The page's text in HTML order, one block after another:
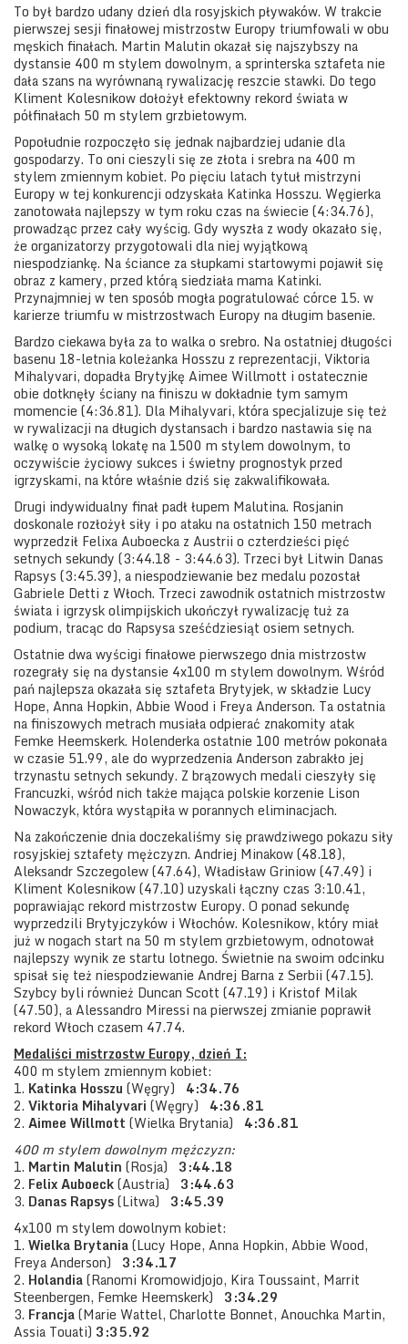
To był bardzo udany dzień dla rosyjskich pływaków. W trakcie
pierwszej sesji finałowej mistrzostw Europy triumfowali w obu
męskich finałach. Martin Malutin okazał się najszybszy na
dystansie 400 m stylem dowolnym, a sprinterska sztafeta nie
dała szans na wyrównaną rywalizację reszcie stawki. Do tego
Kliment Kolesnikow dołożył efektowny rekord świata w
półfinałach 50 m stylem grzbietowym.
Popołudnie rozpoczęło się jednak najbardziej udanie dla
gospodarzy. To oni cieszyli się ze złota i srebra na 400 m
stylem zmiennym kobiet. Po pięciu latach tytuł mistrzyni
Europy w tej konkurencji odzyskała Katinka Hosszu. Węgierka
zanotowała najlepszy w tym roku czas na świecie (4:34.76),
prowadząc przez cały wyścig. Gdy wyszła z wody okazało się,
że organizatorzy przygotowali dla niej wyjątkową
niespodziankę. Na ściance za słupkami startowymi pojawił się
obraz z kamery, przed którą siedziała mama Katinki.
Przynajmniej w ten sposób mogła pogratulować córce 15. w
karierze triumfu w mistrzostwach Europy na długim basenie.
Bardzo ciekawa była za to walka o srebro. Na ostatniej długości
basenu 18-letnia koleżanka Hosszu z reprezentacji, Viktoria
Mihalyvari, dopadła Brytyjkę Aimee Willmott i ostatecznie
obie dotknęły ściany na finiszu w dokładnie tym samym
momencie (4:36.81). Dla Mihalyvari, która specjalizuje się też
w rywalizacji na długich dystansach i bardzo nastawia się na
walkę o wysoką lokatę na 1500 m stylem dowolnym, to
oczywiście życiowy sukces i świetny prognostyk przed
igrzyskami, na które właśnie dziś się zakwalifikowała.
Drugi indywidualny finał padł łupem Malutina. Rosjanin
doskonale rozłożył siły i po ataku na ostatnich 150 metrach
wyprzedził Felixa Auboecka z Austrii o czterdzieści pięć
setnych sekundy (3:44.18 - 3:44.63). Trzeci był Litwin Danas
Rapsys (3:45.39), a niespodziewanie bez medalu pozostał
Gabriele Detti z Włoch. Trzeci zawodnik ostatnich mistrzostw
świata i igrzysk olimpijskich ukończył rywalizację tuż za
podium, tracąc do Rapsysa sześćdziesiąt osiem setnych.
Ostatnie dwa wyścigi finałowe pierwszego dnia mistrzostw
rozegrały się na dystansie 4x100 m stylem dowolnym. Wśród
pań najlepsza okazała się sztafeta Brytyjek, w składzie Lucy
Hope, Anna Hopkin, Abbie Wood i Freya Anderson. Ta ostatnia
na finiszowych metrach musiała odpierać znakomity atak
Femke Heemskerk. Holenderka ostatnie 100 metrów pokonała
w czasie 51.99, ale do wyprzedzenia Anderson zabrakło jej
trzynastu setnych sekundy. Z brązowych medali cieszyły się
Francuzki, wśród nich także mająca polskie korzenie Lison
Nowaczyk, która wystąpiła w porannych eliminacjach.
Na zakończenie dnia doczekaliśmy się prawdziwego pokazu siły
rosyjskiej sztafety mężczyzn. Andriej Minakow (48.18),
Aleksandr Szczegolew (47.64), Władisław Griniow (47.49) i
Kliment Kolesnikow (47.10) uzyskali łączny czas 3:10.41,
poprawiając rekord mistrzostw Europy. O ponad sekundę
wyprzedzili Brytyjczyków i Włochów. Kolesnikow, który miał
już w nogach start na 50 m stylem grzbietowym, odnotował
najlepszy wynik ze startu lotnego. Świetnie na swoim odcinku
spisał się też niespodziewanie Andrej Barna z Serbii (47.15).
Szybcy byli również Duncan Scott (47.19) i Kristof Milak
(47.50), a Alessandro Miressi na pierwszej zmianie poprawił
rekord Włoch czasem 47.74.
Medaliści mistrzostw Europy, dzień I:
400 m stylem zmiennym kobiet:
1. Katinka Hosszu (Węgry)
4:34.76
2. Viktoria Mihalyvari (Węgry)
4:36.81
2. Aimee Willmott (Wielka Brytania) 4:36.81
400 m stylem dowolnym mężczyzn:
1. Martin Malutin (Rosja) 3:44.18
2. Felix Auboeck(Austria) 3:44.63
3. Danas Rapsys(Litwa) 3:45.39
4x100 m stylem dowolnym kobiet:
1. Wielka Brytania(Lucy Hope, Anna Hopkin, Abbie Wood,
Freya Anderson)
3:34.17
2. Holandia(Ranomi Kromowidjojo, Kira Toussaint, Marrit
Steenbergen, Femke Heemskerk) 3:34.29
3. Francja(Marie Wattel, Charlotte Bonnet, Anouchka Martin,
Assia Touati) 3:35.92